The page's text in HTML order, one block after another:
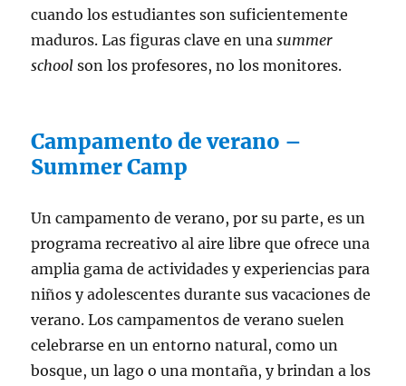
cuando los estudiantes son suficientemente
maduros. Las figuras clave en unasummer
school son los profesores, no los monitores.
Campamento de verano –
Summer Camp
Un campamento de verano, por su parte, es un
programa recreativo al aire libre que ofrece una
amplia gama de actividades y experiencias para
niños y adolescentes durante sus vacaciones de
verano. Los campamentos de verano suelen
celebrarse en un entorno natural, como un
bosque, un lago o una montaña, y brindan a los